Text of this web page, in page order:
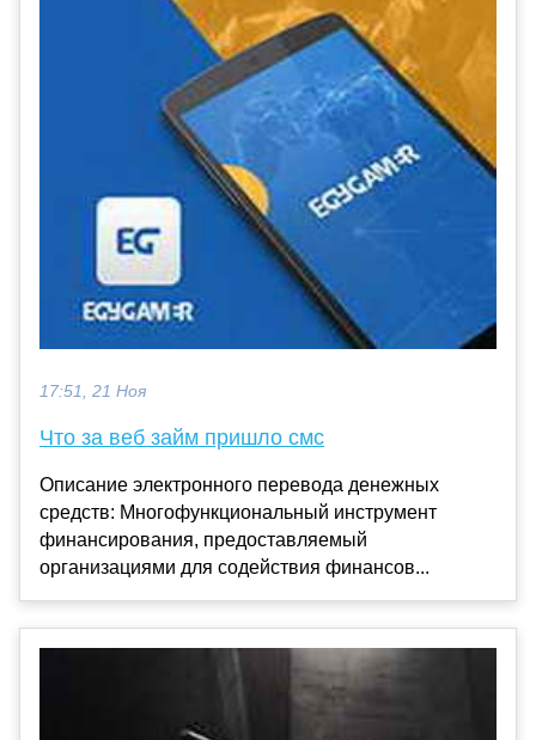
17:51, 21 Ноя
Что за веб займ пришло смс
Описание электронного перевода денежных
средств: Многофункциональный инструмент
финансирования, предоставляемый
организациями для содействия финансов...